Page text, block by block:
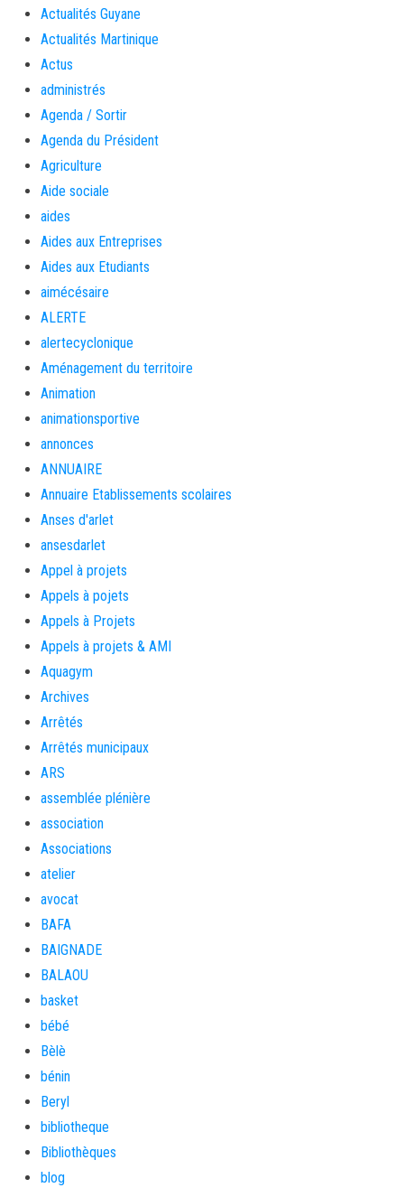
Actualités Guyane
Actualités Martinique
Actus
administrés
Agenda / Sortir
Agenda du Président
Agriculture
Aide sociale
aides
Aides aux Entreprises
Aides aux Etudiants
aimécésaire
ALERTE
alertecyclonique
Aménagement du territoire
Animation
animationsportive
annonces
ANNUAIRE
Annuaire Etablissements scolaires
Anses d'arlet
ansesdarlet
Appel à projets
Appels à pojets
Appels à Projets
Appels à projets & AMI
Aquagym
Archives
Arrêtés
Arrêtés municipaux
ARS
assemblée plénière
association
Associations
atelier
avocat
BAFA
BAIGNADE
BALAOU
basket
bébé
Bèlè
bénin
Beryl
bibliotheque
Bibliothèques
blog